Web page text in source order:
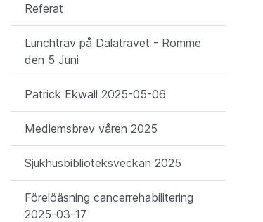
Referat
Lunchtrav på Dalatravet - Romme
den 5 Juni
Patrick Ekwall 2025-05-06
Medlemsbrev våren 2025
Sjukhusbiblioteksveckan 2025
Förelöäsning cancerrehabilitering
2025-03-17